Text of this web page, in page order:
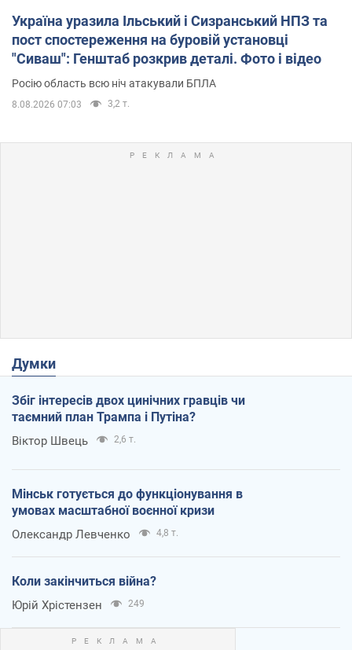
Україна уразила Ільський і Сизранський НПЗ та
пост спостереження на буровій установці
"Сиваш": Генштаб розкрив деталі. Фото і відео
Росію область всю ніч атакували БПЛА
8.08.2026 07:03 3,2 т.
Думки
Збіг інтересів двох цинічних гравців чи
таємний план Трампа і Путіна?
Віктор Швець 2,6 т.
Мінськ готується до функціонування в
умовах масштабної воєнної кризи
Олександр Левченко 4,8 т.
Коли закінчиться війна?
Юрій Хрістензен 249